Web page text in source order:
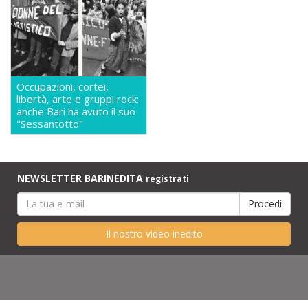
Occupazioni, cortei,
libertà, arte e gruppi rock:
anche Bari ha avuto il suo
"Sessantotto"
NEWSLETTER BARINEDITA registrati
Il nostro video inedito